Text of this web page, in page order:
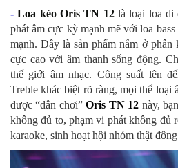
-Loa kéo Oris TN 12là loại loa di
phát âm cực kỳ mạnh mẽ với loa
mạnh. Đây là sản phẩm nằm ở
cực cao với âm thanh sống động.
thế giới âm nhạc. Công suất lên
Treble khác biệt rõ ràng, mọi thể loại
được “dân chơi”Oris TN 12 này,
không đủ to, phạm vi phát không đủ
karaoke, sinh hoạt hội nhóm thật